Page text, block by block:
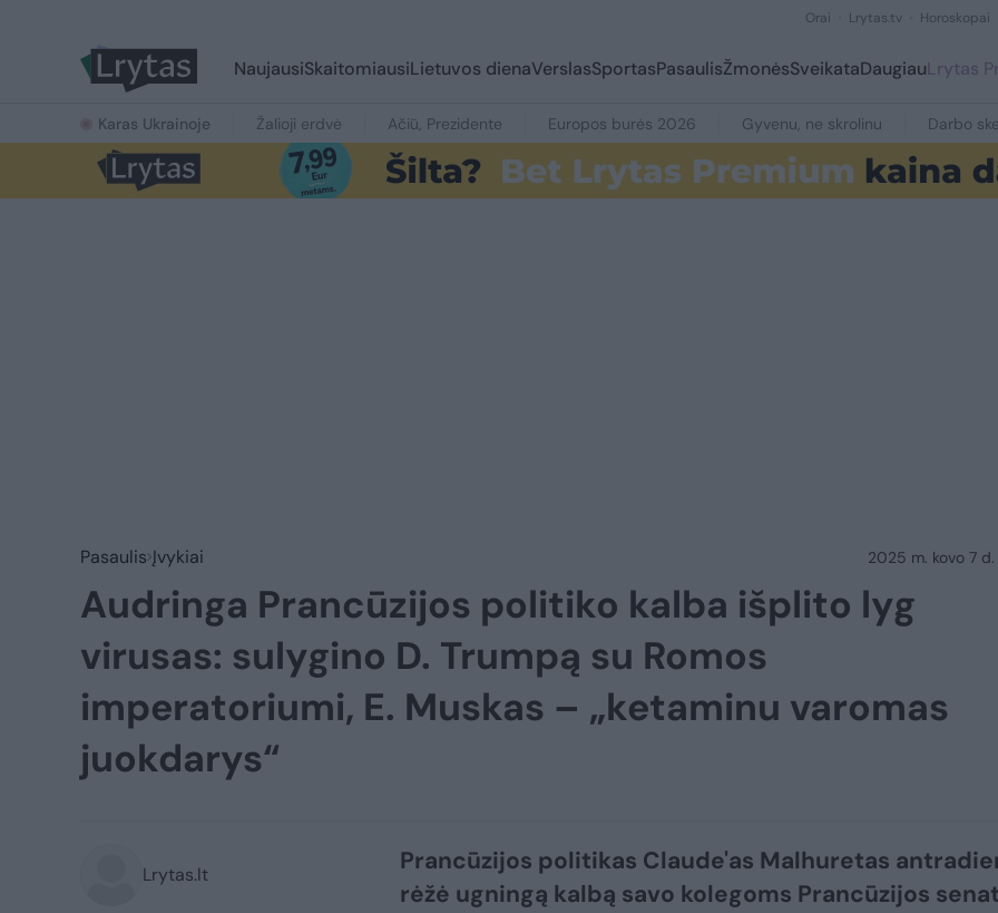
Orai Lrytas.tv Horoskopai
NaujausiSkaitomiausiLietuvos dienaVerslasSportasPasaulisŽmonėsSveikataDaugiauLrytas
Karas Ukrainoje Žalioji erdvė Ačiū, Prezidente Europos burės 2026 Gyvenu, ne skrolinu Darbo
Pasaulis Įvykiai 2025 m. kovo 7
Audringa Prancūzijos politiko kalba išplito lyg
virusas: sulygino D. Trumpą su Romos
imperatoriumi, E. Muskas – „ketaminu varomas
juokdarys“
Lrytas.lt
Prancūzijos politikas Claude'as Malhuretas
rėžė ugningą kalbą savo kolegoms Prancūzijos